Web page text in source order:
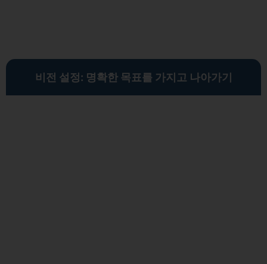
비전 설정: 명확한 목표를 가지고 나아가기